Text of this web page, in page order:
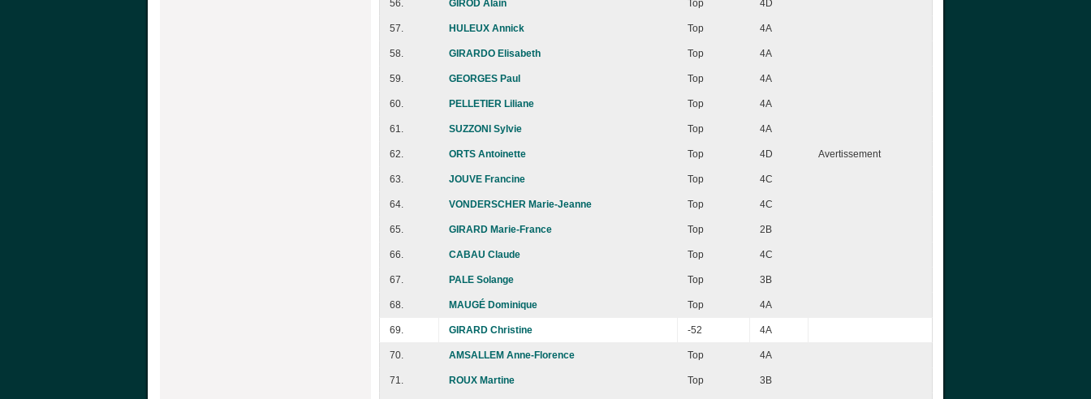
56. GIROD Alain Top 4D
57. HULEUX Annick Top 4A
58. GIRARDO Elisabeth Top 4A
59. GEORGES Paul Top 4A
60. PELLETIER Liliane Top 4A
61. SUZZONI Sylvie Top 4A
62. ORTS Antoinette Top 4D Avertissement
63. JOUVE Francine Top 4C
64. VONDERSCHER Marie-Jeanne Top 4C
65. GIRARD Marie-France Top 2B
66. CABAU Claude Top 4C
67. PALE Solange Top 3B
68. MAUGÉ Dominique Top 4A
69. GIRARD Christine -52 4A
70. AMSALLEM Anne-Florence Top 4A
71. ROUX Martine Top 3B